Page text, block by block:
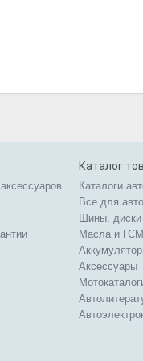
Каталог
Каталоги
Все для
Шины, диски
Масла и ГСМ
Аксессуары